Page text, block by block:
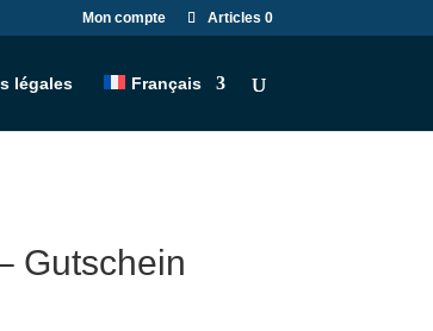
Mon compte Articles 0
légales Français
Gutschein